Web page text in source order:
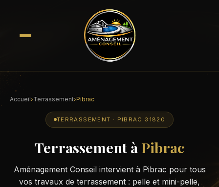
Accueil›Terrassement›Pibrac
TERRASSEMENT · PIBRAC 31820
Terrassement à Pibrac
Aménagement Conseil intervient à Pibrac pour tous
vos travaux de terrassement : pelle et mini-pelle,